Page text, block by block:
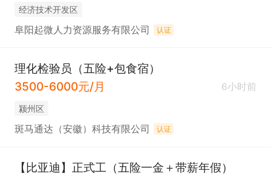
经济技术开发区
阜阳起微人力资源服务有限公司 认证
理化检验员（五险+包食宿）
3500-6000元/月
6小时前
颍州区
斑马通达（安徽）科技有限公司 认证
【比亚迪】正式工（五险一金＋带薪年假）